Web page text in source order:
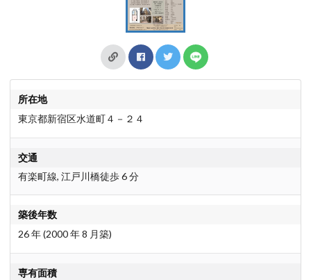
所在地
東京都新宿区水道町４－２４
交通
有楽町線, 江戸川橋徒歩 6 分
築後年数
26 年 (2000 年 8 月築)
専有面積